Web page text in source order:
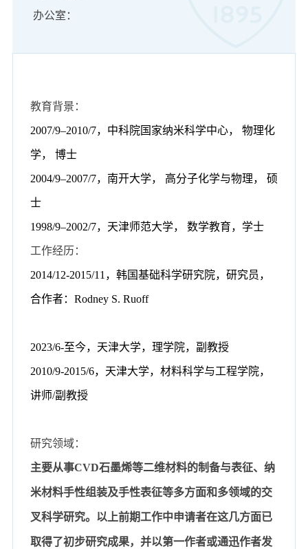
办公室：
教育背景：
2007/9–2010/7，中科院国家纳米科学中心， 物理化
学， 博士
2004/9–2007/7，南开大学， 高分子化学与物理， 硕
士
1998/9–2002/7，天津师范大学， 数学教育，学士
工作经历：
2014/12-2015/11 ，韩国基础科学研究院，研究员，
合作者： Rodney S. Ruoff
2023/6-至今，天津大学，理学院，副教授
2010/9-2015/6，天津大学，材料科学与工程学院，
讲师/副教授
研究领域：
主要从事CVD石墨烯等二维材料的制备与表征、 纳
米材料手性组装及手性表征等多方面和多领域的交
叉科学研究。 以上前期工作中申请者在这几方面已
取得了初步研究成果，并以第一作者或通迅作者发